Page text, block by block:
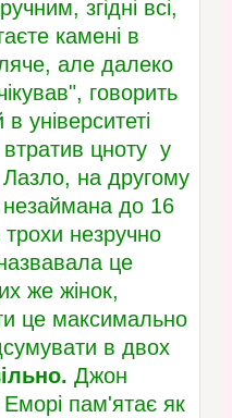
згідні всі,
камені в
але далеко
говорить
університеті
цноту у
Лазло, на другому
незаймана до 16
незручно
це
же жінок,
це максимально
в двох
Джон
Еморі пам'ятає як